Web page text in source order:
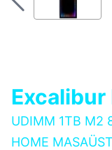
Excalibur
UDIMM 1TB M2
HOME